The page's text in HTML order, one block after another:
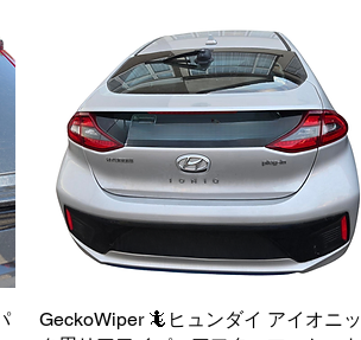
クイックビュー
GeckoWiper 🦎ヒュンダイ アイオニッ